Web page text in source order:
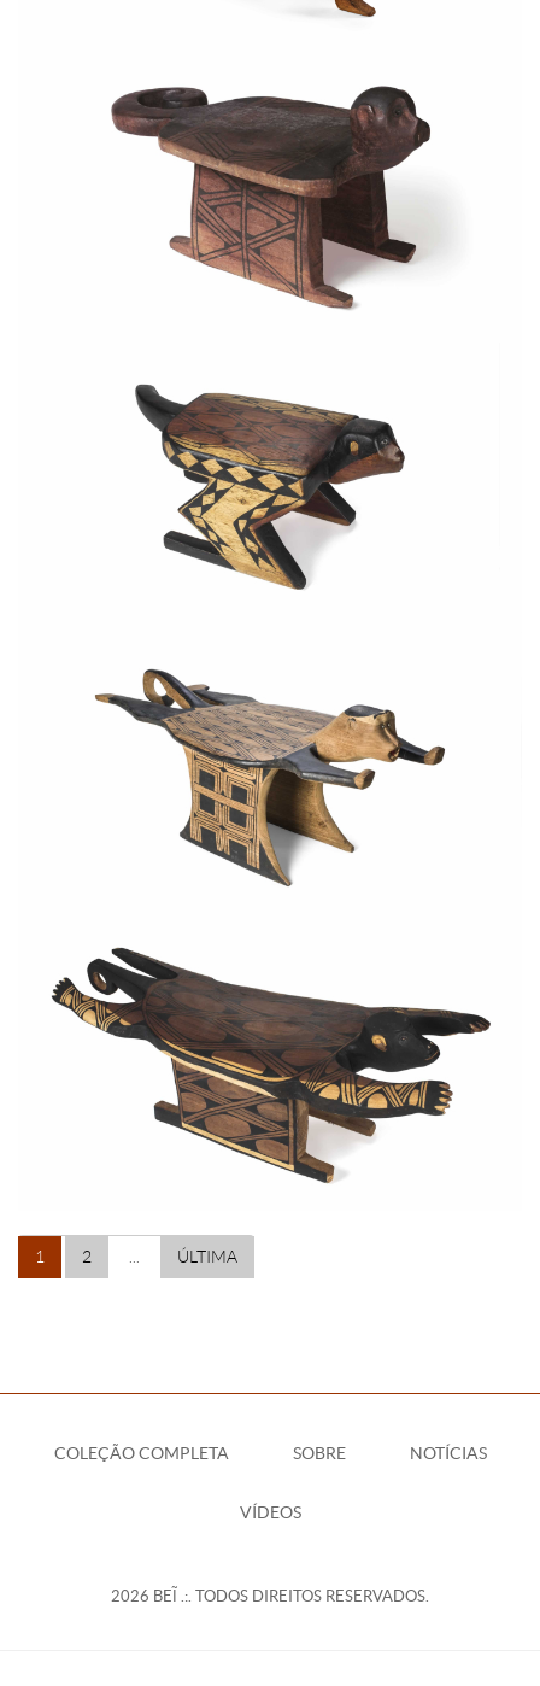
1 2 ÚLTIMA
COLEÇÃO COMPLETA SOBRE NOTÍCIAS
VÍDEOS
2026 BEĨ .:. TODOS DIREITOS RESERVADOS.